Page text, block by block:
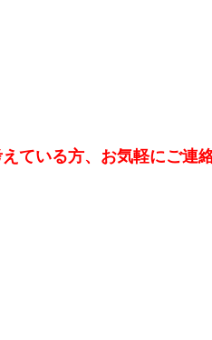
ている方、お気軽にご連